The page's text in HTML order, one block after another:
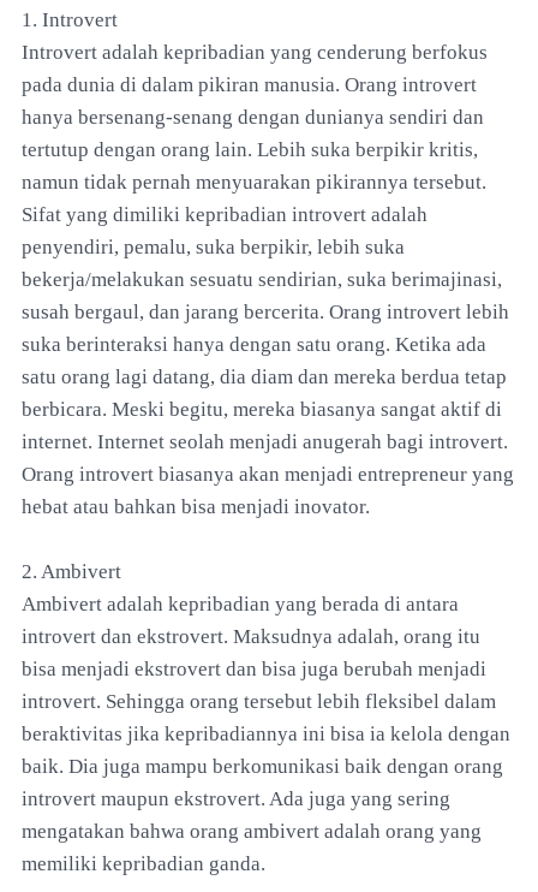
1. Introvert
Introvert adalah kepribadian yang cenderung berfokus
pada dunia di dalam pikiran manusia. Orang introvert
hanya bersenang-senang dengan dunianya sendiri dan
tertutup dengan orang lain. Lebih suka berpikir kritis,
namun tidak pernah menyuarakan pikirannya tersebut.
Sifat yang dimiliki kepribadian introvert adalah
penyendiri, pemalu, suka berpikir, lebih suka
bekerja/melakukan sesuatu sendirian, suka berimajinasi,
susah bergaul, dan jarang bercerita. Orang introvert lebih
suka berinteraksi hanya dengan satu orang. Ketika ada
satu orang lagi datang, dia diam dan mereka berdua tetap
berbicara. Meski begitu, mereka biasanya sangat aktif di
internet. Internet seolah menjadi anugerah bagi introvert.
Orang introvert biasanya akan menjadi entrepreneur yang
hebat atau bahkan bisa menjadi inovator.
2. Ambivert
Ambivert adalah kepribadian yang berada di antara
introvert dan ekstrovert. Maksudnya adalah, orang itu
bisa menjadi ekstrovert dan bisa juga berubah menjadi
introvert. Sehingga orang tersebut lebih fleksibel dalam
beraktivitas jika kepribadiannya ini bisa ia kelola dengan
baik. Dia juga mampu berkomunikasi baik dengan orang
introvert maupun ekstrovert. Ada juga yang sering
mengatakan bahwa orang ambivert adalah orang yang
memiliki kepribadian ganda.